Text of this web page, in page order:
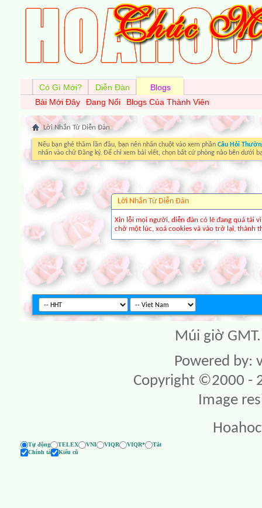
Có Gì Mới? Diễn Đàn
Blogs
Bài Mới Đây
Đang Nổi Blogs Của Thành Viên
Lời Nhắn Từ Diễn Ðàn
Nếu bạn ghé thăm lần đầu, bạn nên nhấn chuột vào xem phần Câu Hỏi
nhấn vào chữ Đăng ký. Để chỉ xem bài viết, chọn bất cứ phòng nào bên dưới
Lời Nhắn Từ Diễn Ðàn
Xin lỗi mọi người, diễn đàn có lẽ đang quá tải
chờ một lúc, xoá cookies và vào trở lại, thành
Múi giờ
Powered by:
Copyright ©2000 -
Image
Tự động TELEX VNI VIQR VIQR*
Tắt
Chính tả
Kiểu cũ